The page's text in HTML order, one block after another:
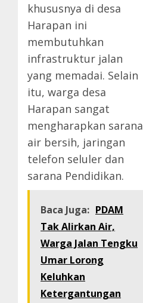
khususnya di desa
Harapan ini
membutuhkan
infrastruktur jalan
yang memadai. Selain
itu, warga desa
Harapan sangat
mengharapkan sarana
air bersih, jaringan
telefon seluler dan
sarana Pendidikan.
Baca Juga: PDAM
Tak Alirkan Air,
Warga Jalan Tengku
Umar Lorong
Keluhkan
Ketergantungan